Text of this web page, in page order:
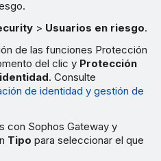
中文（繁體）
> Usuarios en riesgo.
de las funciones Protección
del clic y Protección
. Consulte
de identidad y gestión de
con Sophos Gateway y
Tipo para seleccionar el que